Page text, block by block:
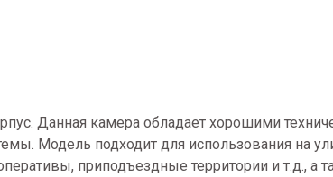
Данная камера обладает хорошими
Модель подходит для использования на
приподъездные территории и т.д., а